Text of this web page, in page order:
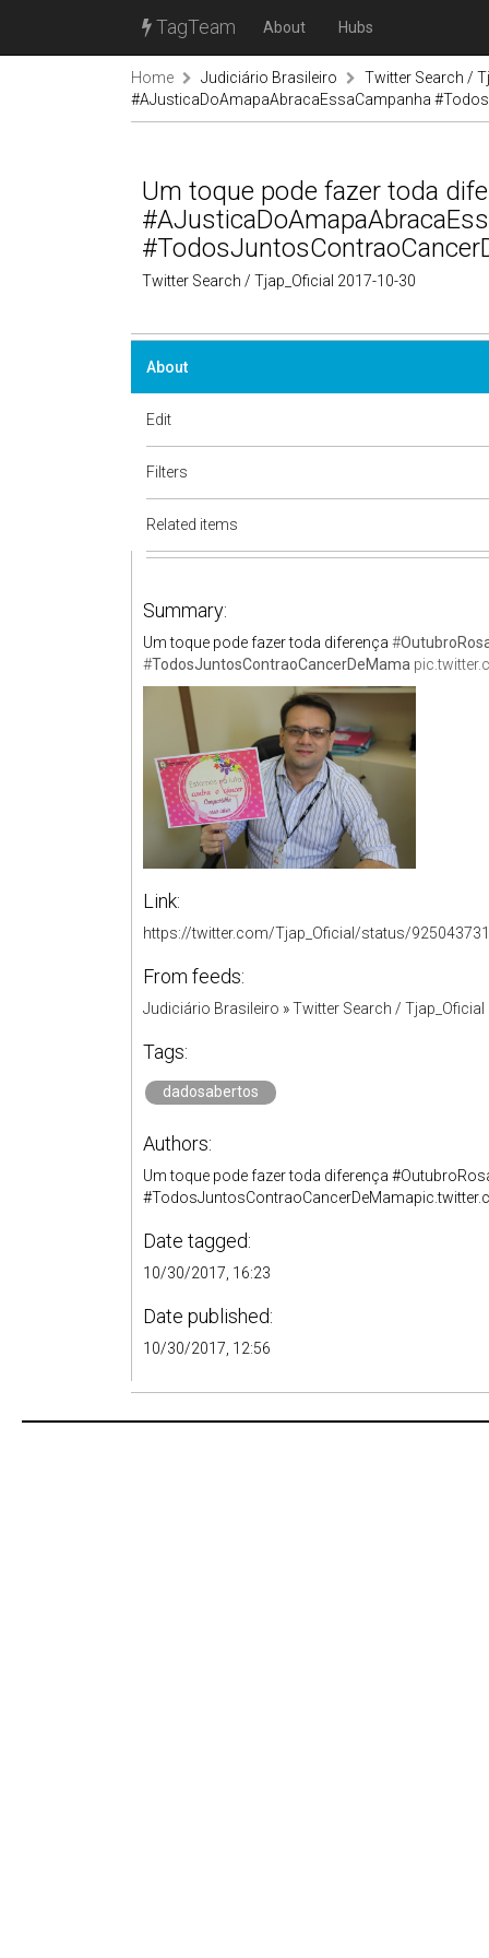
TagTeam About Hubs
Home Judiciário Brasileiro
Twitter Search /
#AJusticaDoAmapaAbracaEssaCampanha
Um toque pode fazer toda
Twitter Search / Tjap_Oficial 2017-10-30
About
Edit
Filters
Related items
Summary:
Um toque pode fazer toda diferença #
#TodosJuntosContraoCancerDeMama
Link:
https://twitter.com/Tjap_Oficial/status/
From feeds:
Judiciário Brasileiro »Twitter Search / Tjap_Oficial
Tags:
dadosabertos
Authors:
Um toque pode fazer toda diferença
Date tagged:
10/30/2017, 16:23
Date published:
10/30/2017, 12:56